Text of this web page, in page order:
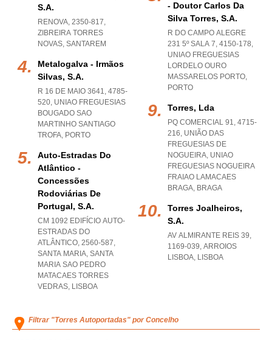
S.a.
RENOVA, 2350-817,
ZIBREIRA TORRES
NOVAS, SANTAREM
Metalogalva - Irmãos
Silvas, S.a.
R 16 DE MAIO 3641, 4785-
520, UNIAO FREGUESIAS
BOUGADO SAO
MARTINHO SANTIAGO
TROFA, PORTO
Auto-Estradas Do
Atlântico -
Concessões
Rodoviárias De
Portugal, S.a.
CM 1092 EDIFÍCIO AUTO-
ESTRADAS DO
ATLÂNTICO, 2560-587,
SANTA MARIA, SANTA
MARIA SAO PEDRO
MATACAES TORRES
VEDRAS, LISBOA
- Doutor Carlos Da
Silva Torres, S.a.
R DO CAMPO ALEGRE
231 5º SALA 7, 4150-178,
UNIAO FREGUESIAS
LORDELO OURO
MASSARELOS PORTO,
PORTO
Torres, Lda
PQ COMERCIAL 91, 4715-
216, UNIÃO DAS
FREGUESIAS DE
NOGUEIRA, UNIAO
FREGUESIAS NOGUEIRA
FRAIAO LAMACAES
BRAGA, BRAGA
Torres Joalheiros,
S.a.
AV ALMIRANTE REIS 39,
1169-039, ARROIOS
LISBOA, LISBOA
Filtrar "Torres Autoportadas" por Concelho